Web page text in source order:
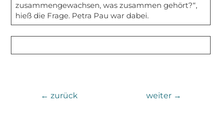
zusammengewachsen, was zusammen gehört?“,
hieß die Frage. Petra Pau war dabei.
← zurück weiter →